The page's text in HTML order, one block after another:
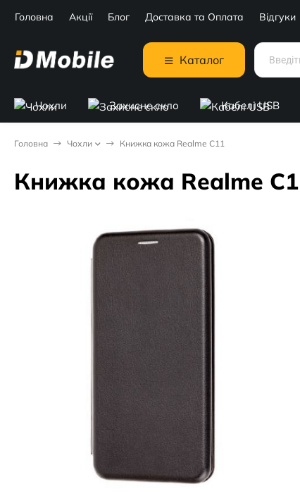
Головна Акції Блог Доставка та Оплата Відгуки
Каталог
Чохли Захисне скло Кабелі USB
Головна Чохли Книжка кожа Realme C11
Книжка кожа Realme